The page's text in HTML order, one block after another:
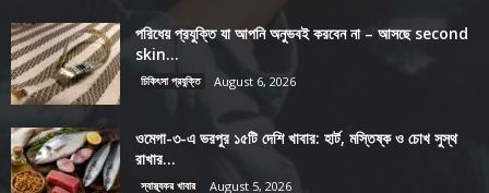
পরিধেয় প্রযুক্তি যা আপনি অনুভবই করবেন না – আসছে second
skin...
চিকিৎসা প্রযুক্তি August 6, 2026
ওমেগা-৩-এ ভরপুর ১৫টি দেশি খাবার: হার্ট, মস্তিষ্ক ও চোখ সুস্থ
রাখার...
স্বাস্থ্যকর খাবার August 5, 2026